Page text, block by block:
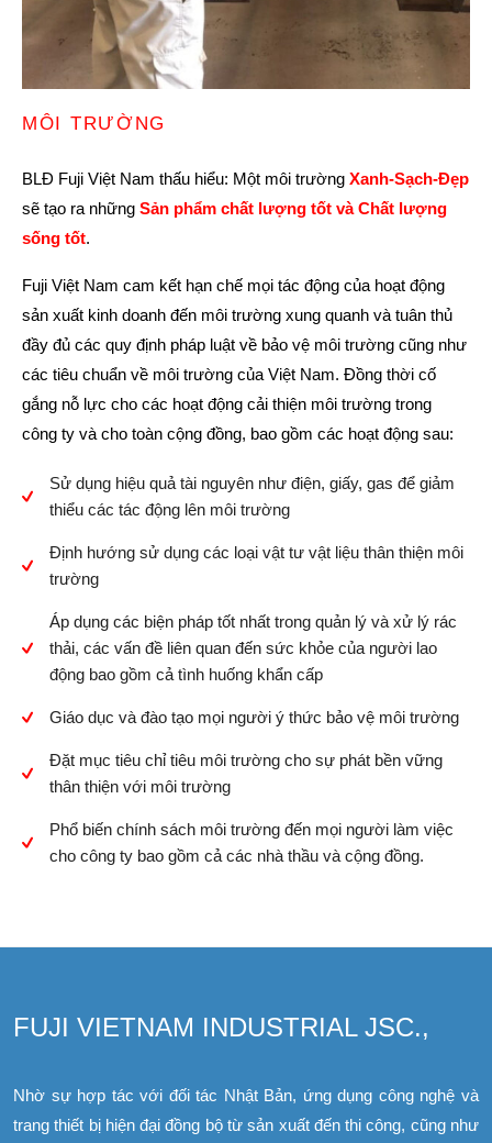
MÔI TRƯỜNG
BLĐ Fuji Việt Nam thấu hiểu: Một môi trường Xanh-Sạch-Đẹp
sẽ tạo ra những Sản phẩm chất lượng tốt và Chất lượng
sống tốt.
Fuji Việt Nam cam kết hạn chế mọi tác động của hoạt động
sản xuất kinh doanh đến môi trường xung quanh và tuân thủ
đầy đủ các quy định pháp luật về bảo vệ môi trường cũng như
các tiêu chuẩn về môi trường của Việt Nam. Đồng thời cố
gắng nỗ lực cho các hoạt động cải thiện môi trường trong
công ty và cho toàn cộng đồng, bao gồm các hoạt động sau:
Sử dụng hiệu quả tài nguyên như điện, giấy, gas để giảm
thiểu các tác động lên môi trường
Định hướng sử dụng các loại vật tư vật liệu thân thiện môi
trường
Áp dụng các biện pháp tốt nhất trong quản lý và xử lý rác
thải, các vấn đề liên quan đến sức khỏe của người lao
động bao gồm cả tình huống khẩn cấp
Giáo dục và đào tạo mọi người ý thức bảo vệ môi trường
Đặt mục tiêu chỉ tiêu môi trường cho sự phát bền vững
thân thiện với môi trường
Phổ biến chính sách môi trường đến mọi người làm việc
cho công ty bao gồm cả các nhà thầu và cộng đồng.
FUJI VIETNAM INDUSTRIAL JSC.,
Nhờ sự hợp tác với đối tác Nhật Bản, ứng dụng công nghệ và
trang thiết bị hiện đại đồng bộ từ sản xuất đến thi công, cũng như